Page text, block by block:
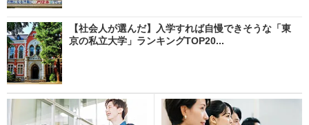
【社会人が選んだ】入学すれば自慢できそうな「東
京の私立大学」ランキングTOP20...